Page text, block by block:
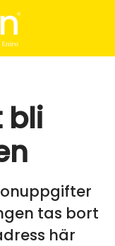
bli
tas bort
här